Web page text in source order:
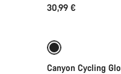
30,99 €
Canyon Cycling